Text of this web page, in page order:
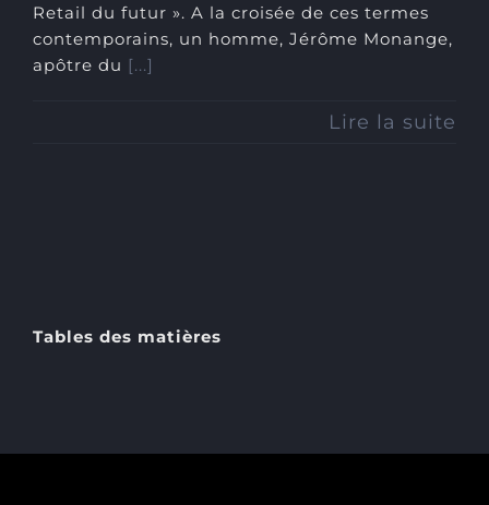
Retail du futur ». A la croisée de ces termes
contemporains, un homme, Jérôme Monange,
apôtre du [...]
Lire la suite
Tables des matières